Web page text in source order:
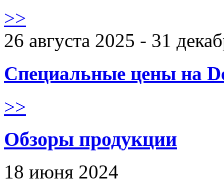
>>
26 августа 2025 - 31
Специальные цены на
>>
Обзоры продукции
18 июня 2024